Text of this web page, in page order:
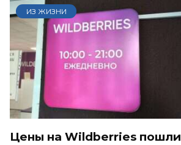
ИЗ ЖИЗНИ
Цены на Wildberries пошли